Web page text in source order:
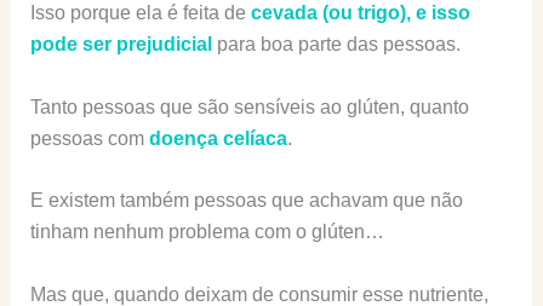
Isso porque ela é feita de cevada (ou trigo), e isso
pode ser prejudicial para boa parte das pessoas.
Tanto pessoas que são sensíveis ao glúten, quanto
pessoas com doença celíaca.
E existem também pessoas que achavam que não
tinham nenhum problema com o glúten…
Mas que, quando deixam de consumir esse nutriente,